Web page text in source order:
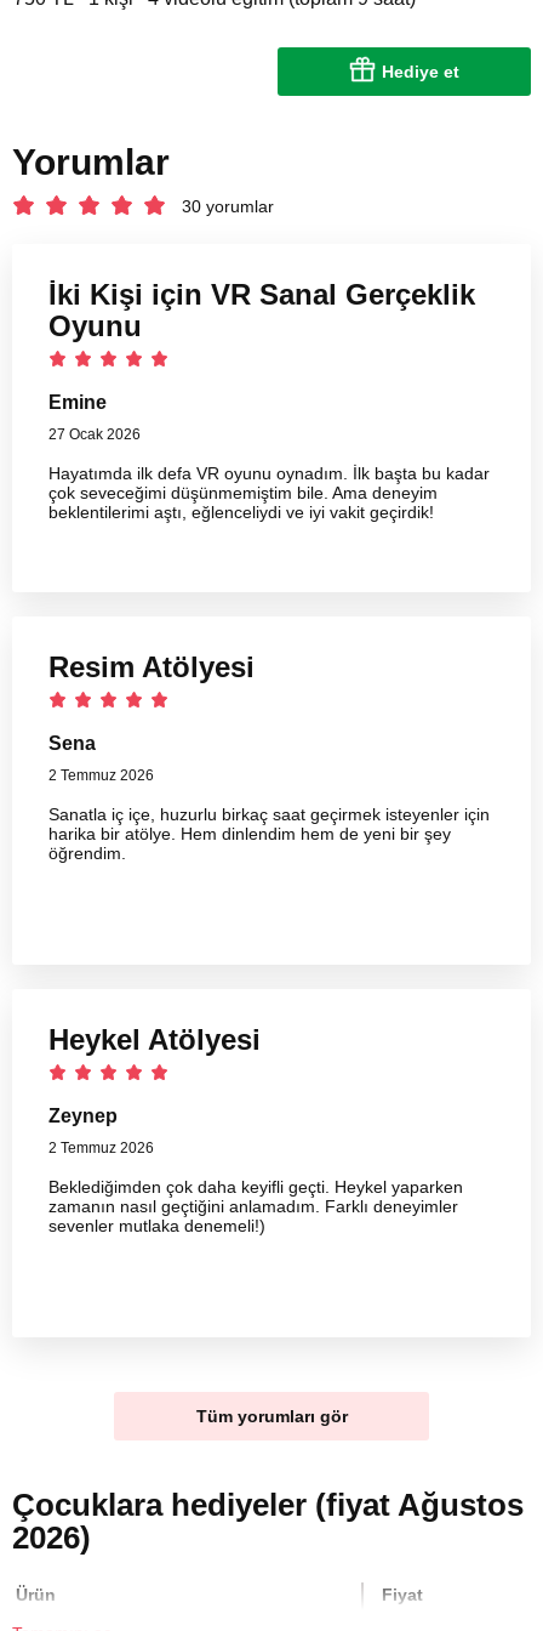
Hediye et
Yorumlar
30 yorumlar
İki Kişi için VR Sanal Gerçeklik
Oyunu
Emine
27 Ocak 2026
Hayatımda ilk defa VR oyunu oynadım. İlk başta bu kadar
çok seveceğimi düşünmemiştim bile. Ama deneyim
beklentilerimi aştı, eğlenceliydi ve iyi vakit geçirdik!
Resim Atölyesi
Sena
2 Temmuz 2026
Sanatla iç içe, huzurlu birkaç saat geçirmek isteyenler için
harika bir atölye. Hem dinlendim hem de yeni bir şey
öğrendim.
Heykel Atölyesi
Zeynep
2 Temmuz 2026
Beklediğimden çok daha keyifli geçti. Heykel yaparken
zamanın nasıl geçtiğini anlamadım. Farklı deneyimler
sevenler mutlaka denemeli!)
Tüm yorumları gör
Çocuklara hediyeler (fiyat Ağustos
2026)
Ürün Fiyat